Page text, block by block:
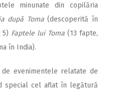
minunate din copilăria
după Toma(descoperită în
5) Faptele lui Toma (13 fapte,
în India).
evenimentele relatate de
special cel aflat în legătură